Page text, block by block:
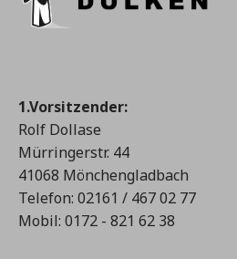
1.Vorsitzender:
Rolf Dollase
Mürringerstr. 44
41068 Mönchengladbach
Telefon: 02161 / 467 02 77
Mobil: 0172 - 821 62 38